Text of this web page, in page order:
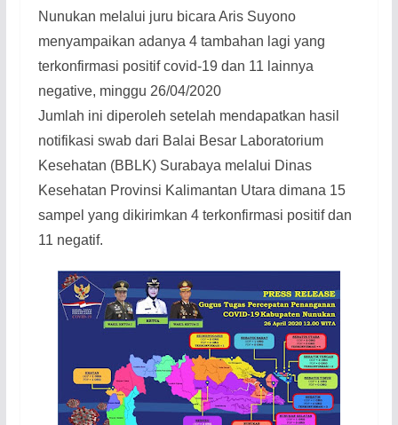
Nunukan melalui juru bicara Aris Suyono
menyampaikan adanya 4 tambahan lagi yang
terkonfirmasi positif covid-19 dan 11 lainnya
negative, minggu 26/04/2020
Jumlah ini diperoleh setelah mendapatkan hasil
notifikasi swab dari Balai Besar Laboratorium
Kesehatan (BBLK) Surabaya melalui Dinas
Kesehatan Provinsi Kalimantan Utara dimana 15
sampel yang dikirimkan 4 terkonfirmasi positif dan
11 negatif.